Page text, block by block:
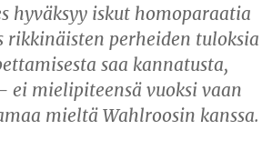
hyväksyy iskut homoparaatia
rikkinäisten perheiden tuloksia
saa kannatusta,
ei mielipiteensä vuoksi vaan
mieltä Wahlroosin kanssa.